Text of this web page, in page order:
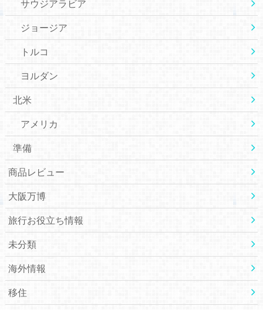
サウジアラビア
ジョージア
トルコ
ヨルダン
北米
アメリカ
準備
商品レビュー
大阪万博
旅行お役立ち情報
未分類
海外情報
移住